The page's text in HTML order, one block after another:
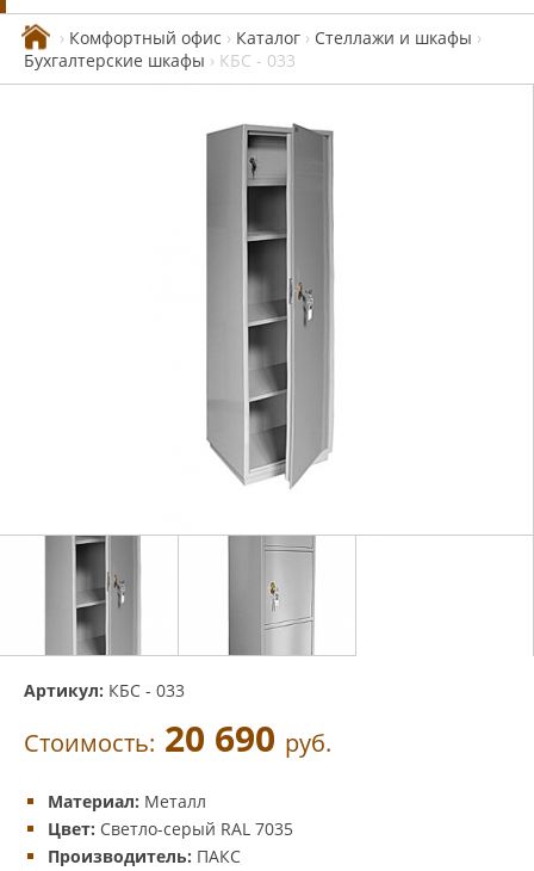
› Комфортный офис › Каталог › Стеллажи и шкафы ›
Бухгалтерские шкафы › КБС - 033
Артикул: КБС - 033
Стоимость: 20 690 руб.
Материал: Металл
Цвет: Светло-серый RAL 7035
Производитель: ПАКС